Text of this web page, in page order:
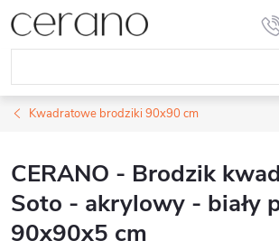
Przejść
do
treści
Kwadratowe brodziki 90x90 cm
CERANO - Brodzik
Soto - akrylowy - biały
90x90x5 cm